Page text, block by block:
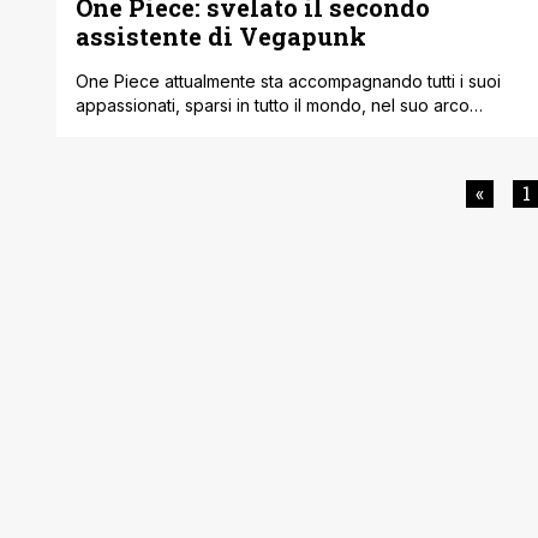
One Piece: svelato il secondo
assistente di Vegapunk
One Piece attualmente sta accompagnando tutti i suoi
appassionati, sparsi in tutto il mondo, nel suo arco
Dopo aver sconfitto due dei quattro Imperatori, Kaido e
Big Mom, Rufy è diventato il nuovo Imperatore del mare
« 1